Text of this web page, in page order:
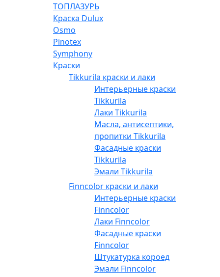
ТОПЛАЗУРЬ
Краска Dulux
Osmo
Pinotex
Symphony
Краски
Tikkurila краски и лаки
Интерьерные краски
Tikkurila
Лаки Tikkurila
Масла, антисептики,
пропитки Tikkurila
Фасадные краски
Tikkurila
Эмали Tikkurila
Finncolor краски и лаки
Интерьерные краски
Finncolor
Лаки Finncolor
Фасадные краски
Finncolor
Штукатурка короед
Эмали Finncolor